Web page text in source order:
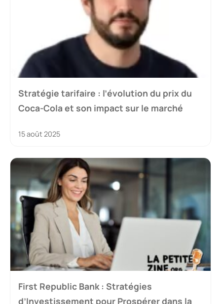
Stratégie tarifaire : l’évolution du prix du
Coca-Cola et son impact sur le marché
15 août 2025
First Republic Bank : Stratégies
d’Investissement pour Prospérer dans la